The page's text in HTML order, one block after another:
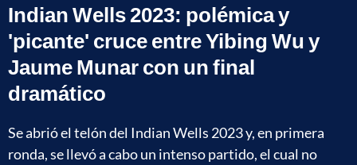
Indian Wells 2023: polémica y
'picante' cruce entre Yibing Wu y
Jaume Munar con un final
dramático
Se abrió el telón del Indian Wells 2023 y, en primera
ronda, se llevó a cabo un intenso partido, el cual no